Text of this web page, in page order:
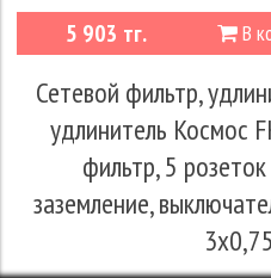
В
5 903 тг.
Сетевой фильтр,
удлинитель Космос
фильтр, 5
заземление,